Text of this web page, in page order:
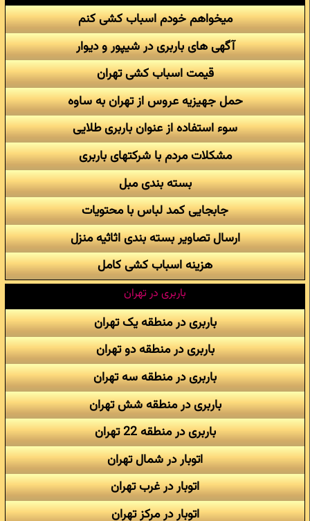
میخواهم خودم اسباب کشی کنم
آگهی های باربری در شیپور و دیوار
قیمت اسباب کشی تهران
حمل جهیزیه عروس از تهران به ساوه
سوء استفاده از عنوان باربری طلایی
مشکلات مردم با شرکتهای باربری
بسته بندی مبل
جابجایی کمد لباس با محتویات
ارسال تصاویر بسته بندی اثاثیه منزل
هزینه اسباب کشی کامل
باربری در تهران
باربری در منطقه یک تهران
باربری در منطقه دو تهران
باربری در منطقه سه تهران
باربری در منطقه شش تهران
باربری در منطقه 22 تهران
اتوبار در شمال تهران
اتوبار در غرب تهران
اتوبار در مرکز تهران